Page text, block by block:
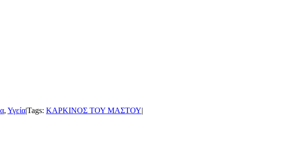
, Υγεία|Tags: ΚΑΡΚΙΝΟΣ ΤΟΥ ΜΑΣΤΟΥ|